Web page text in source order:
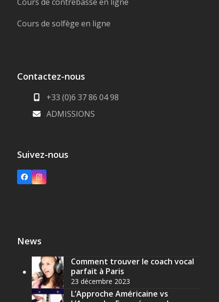
Cours de contrebasse en ligne
Cours de solfège en ligne
Contactez-nous
+33 (0)6 37 86 04 98
ADMISSIONS
Suivez-nous
FacebookInstagram
News
Comment trouver le coach vocal
parfait à Paris
23 décembre 2023
L’Approche Américaine vs